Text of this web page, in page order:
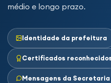
médio e longo prazo.
Identidade da prefeitura
Certificados
Mensagens da Secretaria